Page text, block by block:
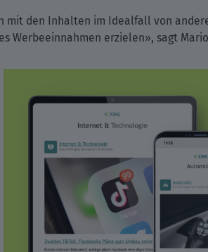
mit den Inhalten im Idealfall von
Werbeeinnahmen erzielen», sagt